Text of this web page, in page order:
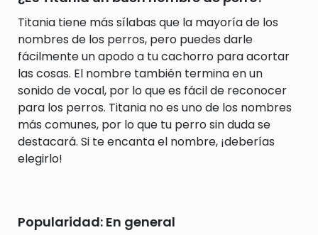
Titania tiene más sílabas que la mayoría de los
nombres de los perros, pero puedes darle
fácilmente un apodo a tu cachorro para acortar
las cosas. El nombre también termina en un
sonido de vocal, por lo que es fácil de reconocer
para los perros. Titania no es uno de los nombres
más comunes, por lo que tu perro sin duda se
destacará. Si te encanta el nombre, ¡deberías
elegirlo!
Popularidad: En general